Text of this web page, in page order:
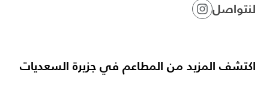
لنتواصل
اكتشف المزيد من المطاعم في جزيرة السعديات